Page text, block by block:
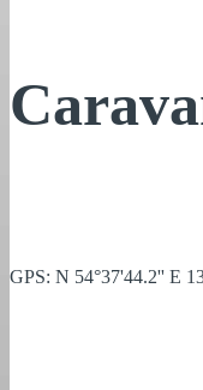
GPS: N 54°37'44.2'' E